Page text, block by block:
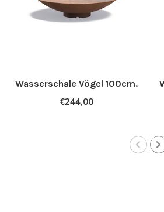
Wasserschale Vögel 100cm.
€244,00